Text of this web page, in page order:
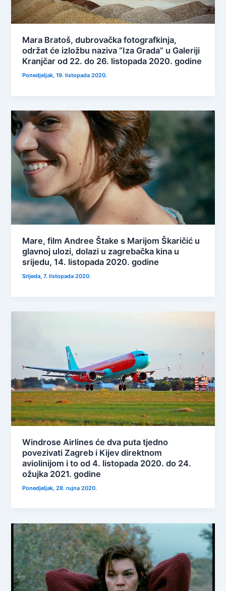
Mara Bratoš, dubrovačka fotografkinja,
održat će izložbu naziva “Iza Grada” u Galeriji
Kranjčar od 22. do 26. listopada 2020. godine
Ponedjeljak, 19. listopada 2020.
Mare, film Andree Štake s Marijom Škaričić u
glavnoj ulozi, dolazi u zagrebačka kina u
srijedu, 14. listopada 2020. godine
Srijeda, 7. listopada 2020.
Windrose Airlines će dva puta tjedno
povezivati Zagreb i Kijev direktnom
aviolinijom i to od 4. listopada 2020. do 24.
ožujka 2021. godine
Ponedjeljak, 28. rujna 2020.